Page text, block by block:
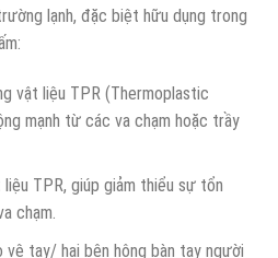
lạnh, đặc biệt hữu dụng trong
vật liệu TPR (Thermoplastic
mạnh từ các va chạm hoặc trầy
TPR, giúp giảm thiểu sự tổn
chạm.
vệ tay/ hai bên hông bàn tay người